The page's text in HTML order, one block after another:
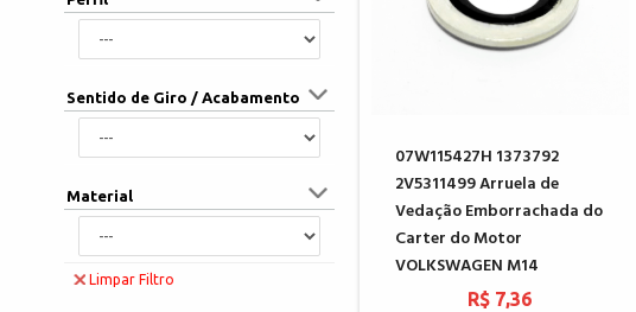
Sentido de Giro / Acabamento
Material
Limpar Filtro
07W115427H 1373792
2V5311499 Arruela de
Vedação Emborrachada do
Carter do Motor
VOLKSWAGEN M14
R$ 7,36